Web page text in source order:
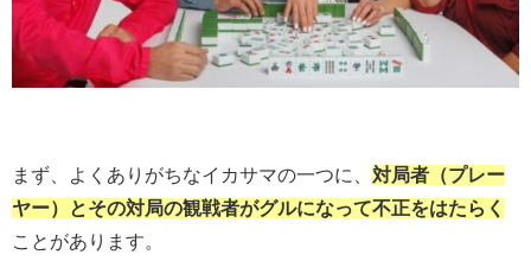
まず、よくありがちなイカサマの一つに、 対局者（プレー
ヤー）とその対局の観戦者がグルになって不正をはたらく
ことがあります。